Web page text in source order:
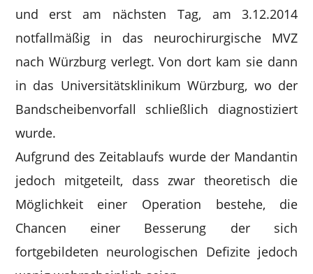
und erst am nächsten Tag, am 3.12.2014
notfallmäßig in das neurochirurgische MVZ
nach Würzburg verlegt. Von dort kam sie dann
in das Universitätsklinikum Würzburg, wo der
Bandscheibenvorfall schließlich diagnostiziert
wurde.
Aufgrund des Zeitablaufs wurde der Mandantin
jedoch mitgeteilt, dass zwar theoretisch die
Möglichkeit einer Operation bestehe, die
Chancen einer Besserung der sich
fortgebildeten neurologischen Defizite jedoch